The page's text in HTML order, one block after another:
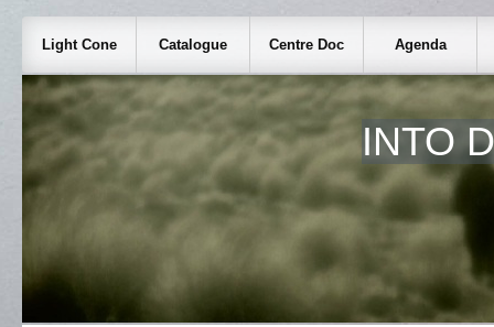
Light Cone Catalogue Centre Doc Agenda
INTO